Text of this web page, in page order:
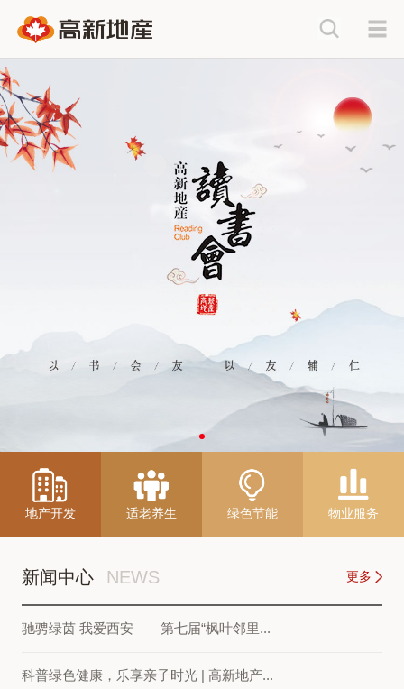
地产开发 适老养生 绿色节能 物业服务
新闻中心 NEWS 更多
驰骋绿茵 我爱西安——第七届“枫叶邻里...
科普绿色健康，乐享亲子时光 | 高新地产...